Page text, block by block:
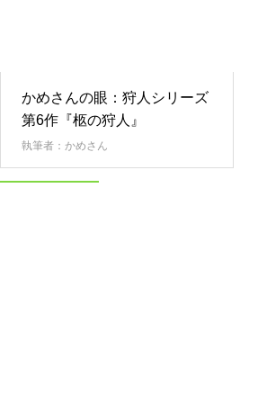
かめさんの眼：狩人シリーズ
第6作『柩の狩人』
執筆者：かめさん